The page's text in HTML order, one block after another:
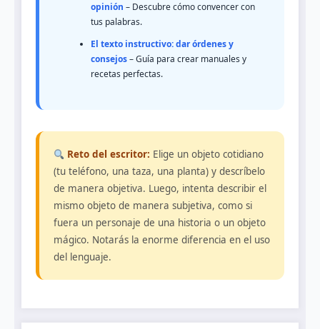
opinión – Descubre cómo convencer con
tus palabras.
El texto instructivo: dar órdenes y
consejos– Guía para crear manuales y
recetas perfectas.
Reto del escritor: Elige un objeto cotidiano
(tu teléfono, una taza, una planta) y descríbelo
de manera objetiva. Luego, intenta describir el
mismo objeto de manera subjetiva, como si
fuera un personaje de una historia o un objeto
mágico. Notarás la enorme diferencia en el uso
del lenguaje.